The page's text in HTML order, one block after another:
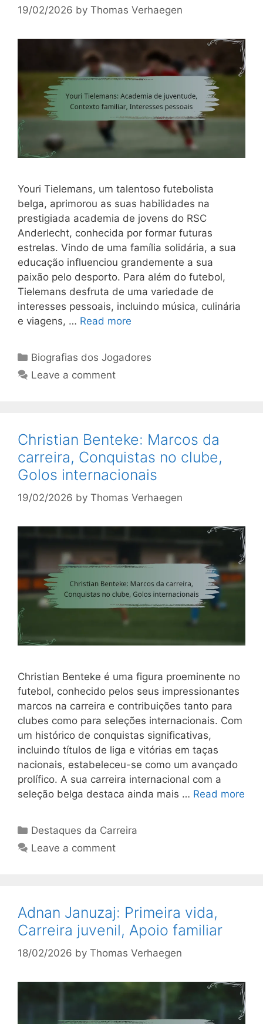
19/02/2026 by Thomas Verhaegen
Youri Tielemans, um talentoso futebolista
belga, aprimorou as suas habilidades na
prestigiada academia de jovens do RSC
Anderlecht, conhecida por formar futuras
estrelas. Vindo de uma família solidária, a sua
educação influenciou grandemente a sua
paixão pelo desporto. Para além do futebol,
Tielemans desfruta de uma variedade de
interesses pessoais, incluindo música, culinária
e viagens, … Read more
Categories
Biografias dos Jogadores
Leave a comment
Christian Benteke: Marcos da
carreira, Conquistas no clube,
Golos internacionais
19/02/2026 by Thomas Verhaegen
Christian Benteke é uma figura proeminente no
futebol, conhecido pelos seus impressionantes
marcos na carreira e contribuições tanto para
clubes como para seleções internacionais. Com
um histórico de conquistas significativas,
incluindo títulos de liga e vitórias em taças
nacionais, estabeleceu-se como um avançado
prolífico. A sua carreira internacional com a
seleção belga destaca ainda mais … Read more
Categories
Destaques da Carreira
Leave a comment
Adnan Januzaj: Primeira vida,
Carreira juvenil, Apoio familiar
18/02/2026 by Thomas Verhaegen